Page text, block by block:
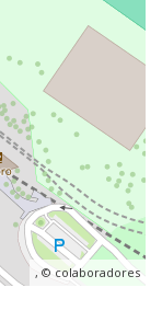
, © colaboradores